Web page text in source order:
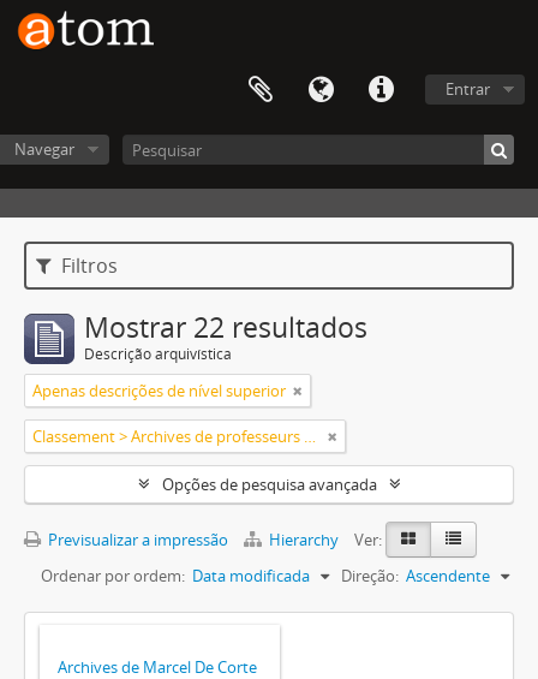
Entrar
Navegar
Filtros
Mostrar 22 resultados
Descrição arquivística
Apenas descrições de nível superior
Classement > Archives de professeurs et chercheurs
Opções de pesquisa avançada
Previsualizar a impressão Hierarchy
Ver:
Ordenar por ordem: Data modificada Direção: Ascendente
Archives de Marcel De Corte